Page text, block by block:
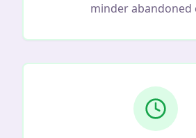
minder abandoned